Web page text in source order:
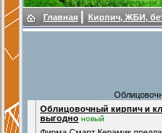
Главная | Кирпич, ЖБИ,
Облицовочный кирпич и
выгодно новый